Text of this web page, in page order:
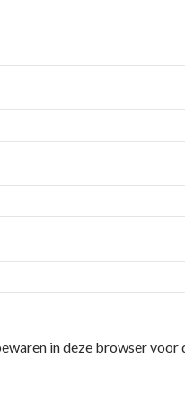
in deze browser